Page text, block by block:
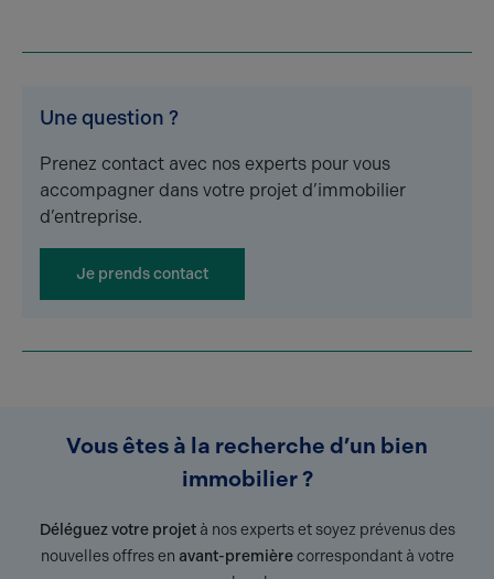
Une question ?
Prenez contact avec nos experts pour vous
accompagner dans votre projet d’immobilier
d’entreprise.
Je prends contact
Vous êtes à la recherche d’un bien
immobilier ?
Déléguez votre projetà nos experts et soyez prévenus des
nouvelles offres en avant-premièrecorrespondant à votre